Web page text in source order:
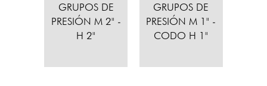
GRUPOS DE
PRESIÓN M 2" -
H 2"
GRUPOS DE
PRESIÓN M 1" -
CODO H 1"